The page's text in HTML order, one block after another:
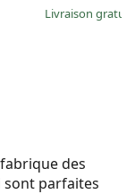
Livraison
des
sont parfaites